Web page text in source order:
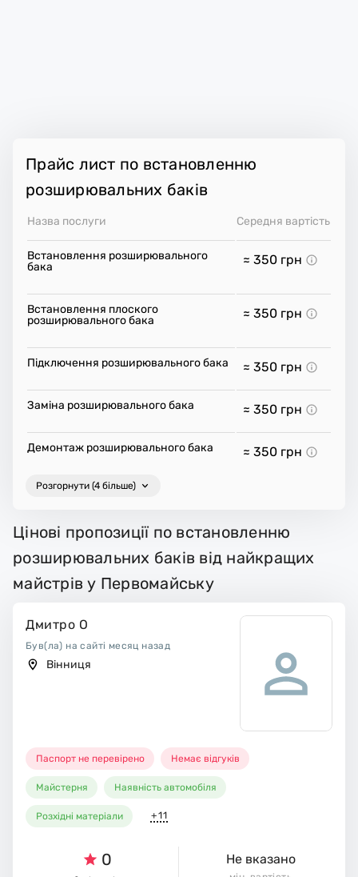
Прайс лист по встановленню
розширювальних баків
Назва послуги Середня вартість
Встановлення розширювального
бака
≈ 350 грн
Встановлення плоского
розширювального бака
≈ 350 грн
Підключення розширювального бака ≈ 350 грн
Заміна розширювального бака ≈ 350 грн
Демонтаж розширювального бака ≈ 350 грн
Розгорнути (4 більше)
Цінові пропозиції по встановленню
розширювальних баків від найкращих
майстрів у Первомайську
Дмитро О
Був(ла) на сайті месяц назад
Вінниця
Паспорт не перевірено Немає відгуків
Майстерня Наявність автомобіля
Розхідні матеріали +11
0 Не вказано